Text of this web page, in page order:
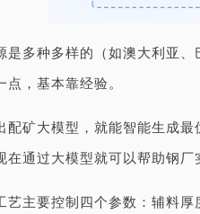
多种多样的（如澳大利亚
，基本靠经验。
配矿大模型，就能智能生成
通过大模型就可以帮助钢厂
主要控制四个参数：辅料